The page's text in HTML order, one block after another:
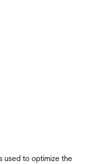
used to optimize the